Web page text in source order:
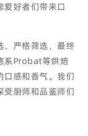
好者们带来口
、严格筛选，最终
系Probat等烘焙
口感和香气。我们
受厨师和品鉴师们